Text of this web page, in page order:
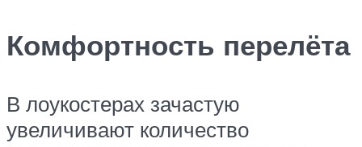
Комфортность перелёта
В лоукостерах зачастую
увеличивают количество